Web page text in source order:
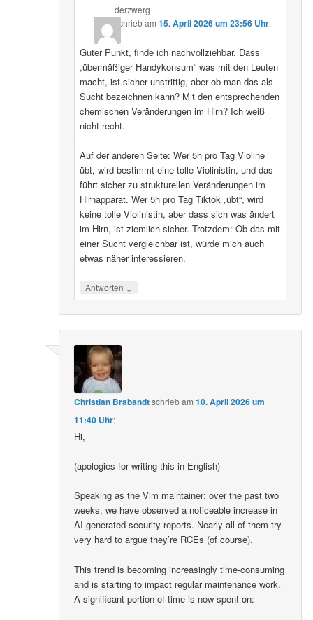
derzwerg
schriebam 15. April 2026 um 23:56 Uhr:
Guter Punkt, finde ich nachvollziehbar. Dass
„übermäßiger Handykonsum“ was mit den Leuten
macht, ist sicher unstrittig, aber ob man das als
Sucht bezeichnen kann? Mit den entsprechenden
chemischen Veränderungen im Hirn? Ich weiß
nicht recht.
Auf der anderen Seite: Wer 5h pro Tag Violine
übt, wird bestimmt eine tolle Violinistin, und das
führt sicher zu strukturellen Veränderungen im
Hirnapparat. Wer 5h pro Tag Tiktok „übt“, wird
keine tolle Violinistin, aber dass sich was ändert
im Hirn, ist ziemlich sicher. Trotzdem: Ob das mit
einer Sucht vergleichbar ist, würde mich auch
etwas näher interessieren.
Antworten ↓
Christian Brabandtschriebam10. April 2026 um
11:40 Uhr:
Hi,
(apologies for writing this in English)
Speaking as the Vim maintainer: over the past two
weeks, we have observed a noticeable increase in
AI-generated security reports. Nearly all of them try
very hard to argue they’re RCEs (of course).
This trend is becoming increasingly time-consuming
and is starting to impact regular maintenance work.
A significant portion of time is now spent on: